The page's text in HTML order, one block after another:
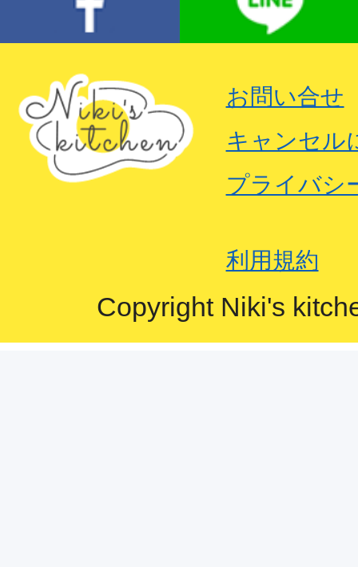
お問い合せ
キャンセル
プライバシ
利用規約
Copyright Niki's